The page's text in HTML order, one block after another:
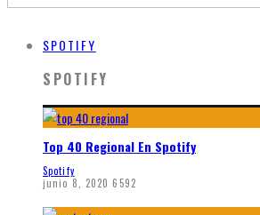
SPOTIFY
SPOTIFY
Top 40 Regional En Spotify
Spotify
junio 8, 2020 6592